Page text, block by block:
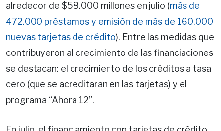
alrededor de $58.000 millones en julio (más de
472.000 préstamos y emisión de más de 160.000
nuevas tarjetas de crédito). Entre las medidas que
contribuyeron al crecimiento de las financiaciones
se destacan: el crecimiento de los créditos a tasa
cero (que se acreditaran en las tarjetas) y el
programa “Ahora 12”.